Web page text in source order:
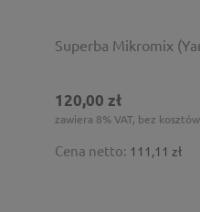
Superba Mikromix
120,00 zł
zawiera 8% VAT, bez
Cena netto: 111,11 zł